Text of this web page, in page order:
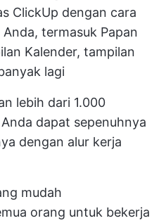
ClickUp dengan cara
termasuk Papan
Kalender, tampilan
lagi
lebih dari 1.000
dapat sepenuhnya
dengan alur kerja
mudah
orang untuk bekerja